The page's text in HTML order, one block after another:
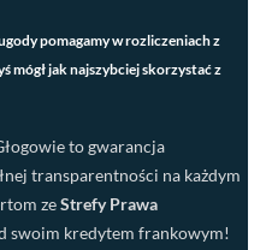
pomagamy w rozliczeniach z
mógł jak najszybciej skorzystać z
to gwarancja
transparentności na każdym
zeStrefy Prawa
swoim kredytem frankowym!